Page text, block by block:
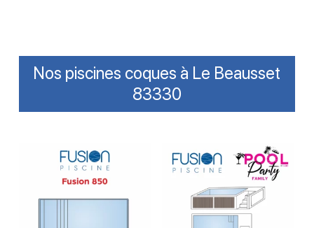
Nos piscines coques à Le Beausset
83330